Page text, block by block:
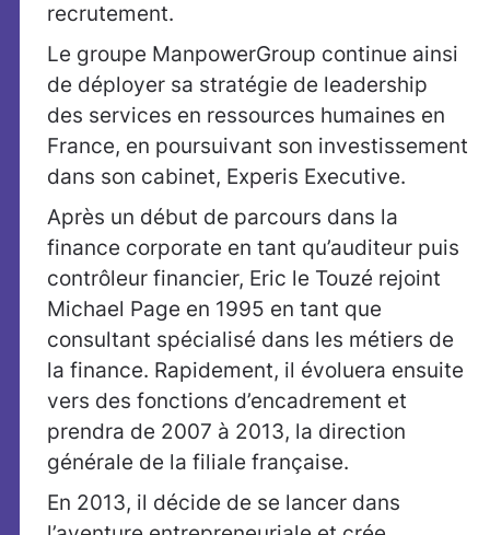
recrutement.
Le groupe ManpowerGroup continue ainsi
de déployer sa stratégie de leadership
des services en ressources humaines en
France, en poursuivant son investissement
dans son cabinet, Experis Executive.
Après un début de parcours dans la
finance corporate en tant qu’auditeur puis
contrôleur financier, Eric le Touzé rejoint
Michael Page en 1995 en tant que
consultant spécialisé dans les métiers de
la finance. Rapidement, il évoluera ensuite
vers des fonctions d’encadrement et
prendra de 2007 à 2013, la direction
générale de la filiale française.
En 2013, il décide de se lancer dans